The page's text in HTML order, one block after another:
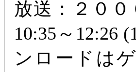
放送：２０
10:35～12:26
ンロードは